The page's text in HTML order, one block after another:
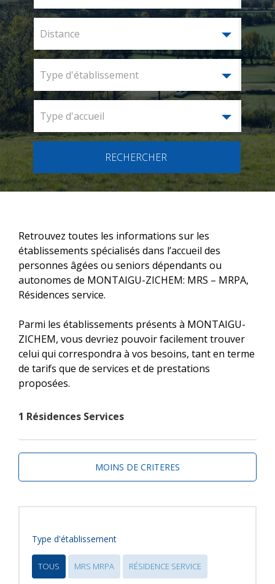
Distance
Type d'établissement
Type d'accueil
RECHERCHER
Retrouvez toutes les informations sur les
établissements spécialisés dans l’accueil des
personnes âgées ou seniors dépendants ou
autonomes de MONTAIGU-ZICHEM: MRS – MRPA,
Résidences service.
Parmi les établissements présents à MONTAIGU-
ZICHEM, vous devriez pouvoir facilement trouver
celui qui correspondra à vos besoins, tant en terme
de tarifs que de services et de prestations
proposées.
1 Résidences Services
MOINS DE CRITERES
Type d'établissement
TOUS MRS MRPA RÉSIDENCE SERVICE